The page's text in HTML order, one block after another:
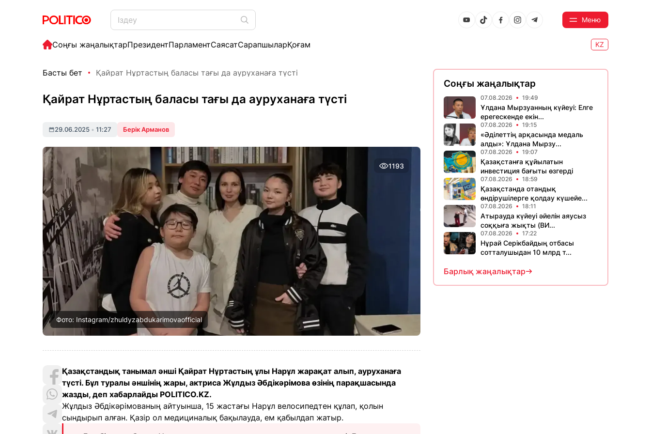
Меню
Соңғы жаңалықтарПрезидентПарламентСаясатСарапшыларҚоғам KZ
Басты бет Қайрат Нұртастың баласы тағы да ауруханаға түсті
Қайрат Нұртастың баласы тағы да ауруханаға түсті
29.06.2025 • 11:27 Берік Арманов
1193
Фото: Instagram/zhuldyzabdukarimovaofficial
Қазақстандық танымал әнші Қайрат Нұртастың ұлы Нарұл жарақат алып, ауруханаға
түсті. Бұл туралы әншінің жары, актриса Жұлдыз Әбдікәрімова өзінің парақшасында
жазды, деп хабарлайды POLITICO.KZ.
Жұлдыз Әбдікәрімованың айтуынша, 15 жастағы Нарұл велосипедтен құлап, қолын
сындырып алған. Қазір ол медициналық бақылауда, ем қабылдап жатыр.
Соңғы жаңалықтар
07.08.2026 19:49
Ұлдана Мырзуанның күйеуі: Елге
ерегескенде екін...
07.08.2026 19:15
«Әділеттің арқасында медаль
алды»: Ұлдана Мырзу...
07.08.2026 19:07
Қазақстанға құйылатын
инвестиция бағыты өзгерді
07.08.2026 18:59
Қазақстанда отандық
өндірушілерге қолдау күшейе...
07.08.2026 18:11
Атырауда күйеуі әйелін аяусыз
соққыға жықты (ВИ...
07.08.2026 17:22
Нұрай Серікбайдың отбасы
сотталушыдан 10 млрд т...
Барлық жаңалықтар